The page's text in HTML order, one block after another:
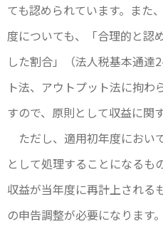
ても認められています。また
度についても、「合理的と認
した割合」（法人税基本通達
ト法、アウトプット法に拘わ
すので、原則として収益に関
ただし、適用初年度におい
として処理することになるも
収益が当年度に再計上される
の申告調整が必要になります。